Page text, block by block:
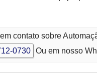
contato sobre
0730 Ou em nosso